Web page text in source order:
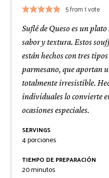
5from 1 vote
Suflé de Queso es un
sabor y textura. Estos
están hechos con tres
parmesano, que aportan
totalmente irresistible.
individuales lo convierte
ocasiones especiales.
SERVINGS
4porciones
TIEMPO DE PREPARACIÓN
20minutos
minutos